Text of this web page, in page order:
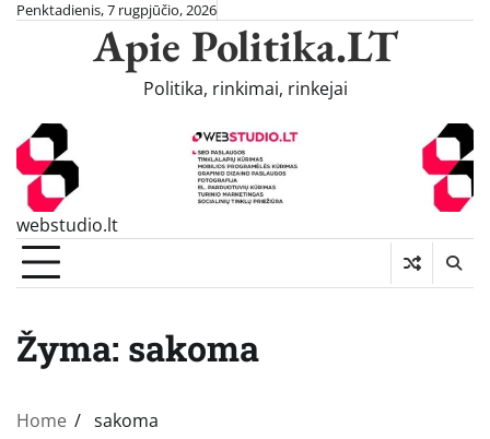
SkipPenktadienis, 7 rugpjūčio, 2026
Apie Politika.LT
Politika, rinkimai, rinkejai
webstudio.lt
Žyma: sakoma
Home sakoma